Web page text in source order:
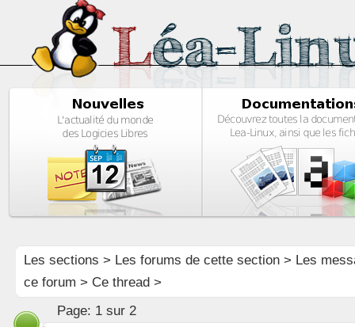
Les sections > Les forums de cette section> Les
ce forum > Ce thread >
Page: 1 sur 2